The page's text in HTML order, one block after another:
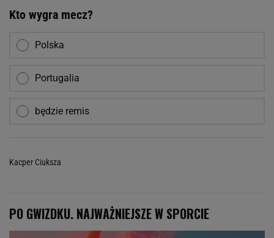
Kto wygra mecz?
Polska
Portugalia
będzie remis
Kacper Ciuksza